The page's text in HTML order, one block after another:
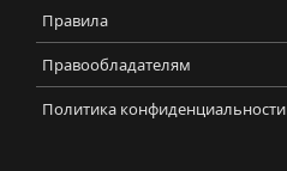
Правила
Правообладателям
Политика конфиденциальности